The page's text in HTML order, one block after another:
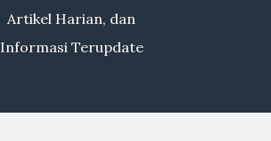
Artikel Harian, dan
Informasi Terupdate